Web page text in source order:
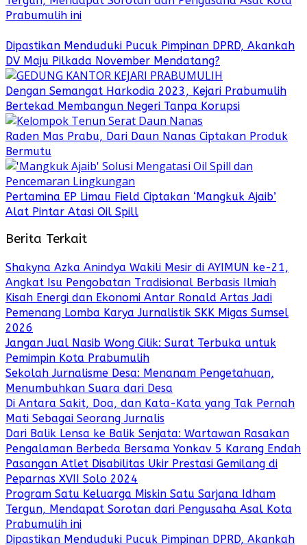
Prabumulih ini
Dipastikan Menduduki Pucuk Pimpinan DPRD, Akankah
DV Maju Pilkada November Mendatang?
Dengan Semangat Harkodia 2023, Kejari Prabumulih
Bertekad Membangun Negeri Tanpa Korupsi
Raden Mas Prabu, Dari Daun Nanas Ciptakan Produk
Bermutu
Pertamina EP Limau Field Ciptakan ‘Mangkuk Ajaib’
Alat Pintar Atasi Oil Spill
Berita Terkait
Shakyna Azka Anindya Wakili Mesir di AYIMUN ke-21,
Angkat Isu Pengobatan Tradisional Berbasis Ilmiah
Kisah Energi dan Ekonomi Antar Ronald Artas Jadi
Pemenang Lomba Karya Jurnalistik SKK Migas Sumsel
2026
Jangan Jual Nasib Wong Cilik: Surat Terbuka untuk
Pemimpin Kota Prabumulih
Sekolah Jurnalisme Desa: Menanam Pengetahuan,
Menumbuhkan Suara dari Desa
Di Antara Sakit, Doa, dan Kata-Kata yang Tak Pernah
Mati Sebagai Seorang Jurnalis
Dari Balik Lensa ke Balik Senjata: Wartawan Rasakan
Pengalaman Berbeda Bersama Yonkav 5 Karang Endah
Pasangan Atlet Disabilitas Ukir Prestasi Gemilang di
Peparnas XVII Solo 2024
Program Satu Keluarga Miskin Satu Sarjana Idham
Tergun, Mendapat Sorotan dari Pengusaha Asal Kota
Prabumulih ini
Dipastikan Menduduki Pucuk Pimpinan DPRD, Akankah